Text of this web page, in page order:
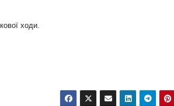
ходи.